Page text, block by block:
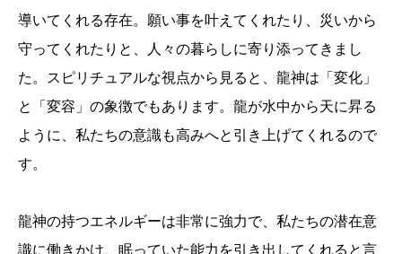
導いてくれる存在。願い事を叶えてくれたり、災いから
守ってくれたりと、人々の暮らしに寄り添ってきまし
た。スピリチュアルな視点から見ると、龍神は「変化」
と「変容」の象徴でもあります。龍が水中から天に昇る
ように、私たちの意識も高みへと引き上げてくれるので
す。
龍神の持つエネルギーは非常に強力で、私たちの潜在意
識に働きかけ、眠っていた能力を引き出してくれると言